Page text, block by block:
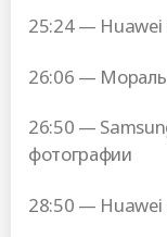
25:24 — Huawei
26:06 — Мораль
26:50 —
фотографии
28:50 — Huawei